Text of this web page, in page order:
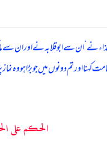
نے ‘ ان سے ابوقلابہ نے اور ان
اور تم دونوں میں جو بڑا ہو وہ
الحكم على